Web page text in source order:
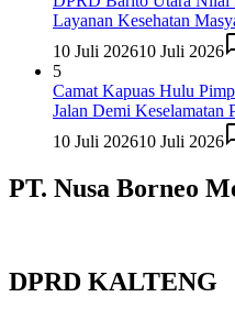
Layanan Kesehatan
10 Juli 202610 Juli 2026
5
Camat Kapuas Hulu
Jalan Demi Keselamatan
10 Juli 202610 Juli 2026
PT. Nusa Borneo
DPRD KALTENG